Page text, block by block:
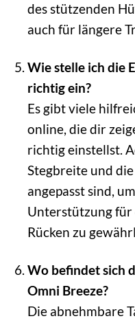
des stützenden
auch für längere
Wie stelle ich die
richtig ein?
Es gibt viele
online, die dir
richtig einstellst.
Stegbreite und
angepasst sind,
Unterstützung für
Rücken zu
Wo befindet sich
Omni Breeze?
Die abnehmbare